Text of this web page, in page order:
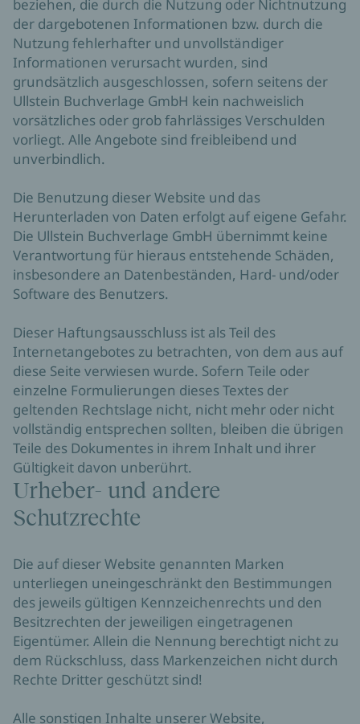
beziehen, die durch die Nutzung oder Nichtnutzung
der dargebotenen Informationen bzw. durch die
Nutzung fehlerhafter und unvollständiger
Informationen verursacht wurden, sind
grundsätzlich ausgeschlossen, sofern seitens der
Ullstein Buchverlage GmbH kein nachweislich
vorsätzliches oder grob fahrlässiges Verschulden
vorliegt. Alle Angebote sind freibleibend und
unverbindlich.
Die Benutzung dieser Website und das
Herunterladen von Daten erfolgt auf eigene Gefahr.
Die Ullstein Buchverlage GmbH übernimmt keine
Verantwortung für hieraus entstehende Schäden,
insbesondere an Datenbeständen, Hard- und/oder
Software des Benutzers.
Dieser Haftungsausschluss ist als Teil des
Internetangebotes zu betrachten, von dem aus auf
diese Seite verwiesen wurde. Sofern Teile oder
einzelne Formulierungen dieses Textes der
geltenden Rechtslage nicht, nicht mehr oder nicht
vollständig entsprechen sollten, bleiben die übrigen
Teile des Dokumentes in ihrem Inhalt und ihrer
Gültigkeit davon unberührt.
Urheber- und andere
Schutzrechte
Die auf dieser Website genannten Marken
unterliegen uneingeschränkt den Bestimmungen
des jeweils gültigen Kennzeichenrechts und den
Besitzrechten der jeweiligen eingetragenen
Eigentümer. Allein die Nennung berechtigt nicht zu
dem Rückschluss, dass Markenzeichen nicht durch
Rechte Dritter geschützt sind!
Alle sonstigen Inhalte unserer Website,